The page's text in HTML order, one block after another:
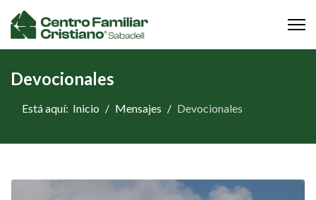
Devocionales
Está aquí: Inicio Mensajes Devocionales